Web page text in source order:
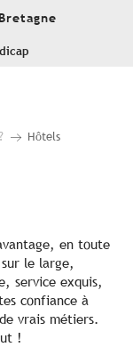
Hôtels
en toute
le large,
service exquis,
confiance à
vrais métiers.
!